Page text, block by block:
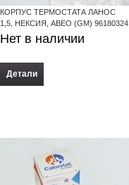
КОРПУС ТЕРМОСТАТА ЛАНОС
1,5, НЕКСИЯ, АВЕО (GM) 96180324
Нет в наличии
Детали